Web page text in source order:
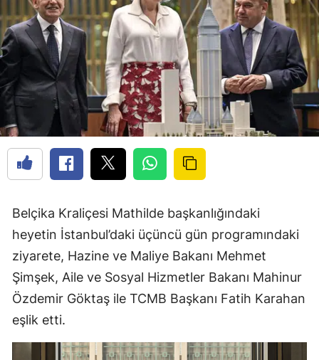
Belçika Kraliçesi Mathilde başkanlığındaki
heyetin İstanbul’daki üçüncü gün programındaki
ziyarete, Hazine ve Maliye Bakanı Mehmet
Şimşek, Aile ve Sosyal Hizmetler Bakanı Mahinur
Özdemir Göktaş ile TCMB Başkanı Fatih Karahan
eşlik etti.